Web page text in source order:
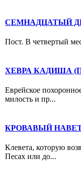
СЕМНАДЦАТЫЙ
Пост. В четвертый
ХЕВРА КАДИША
Еврейское
милость и пр...
КРОВАВЫЙ НАВЕТ
Клевета, которую
Песах или до...